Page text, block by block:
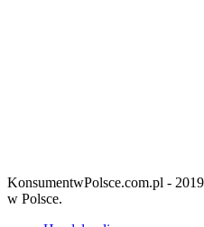
KonsumentwPolsce.com.pl -
w Polsce.